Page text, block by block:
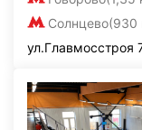
Солнцево(930
ул.Главмосстроя